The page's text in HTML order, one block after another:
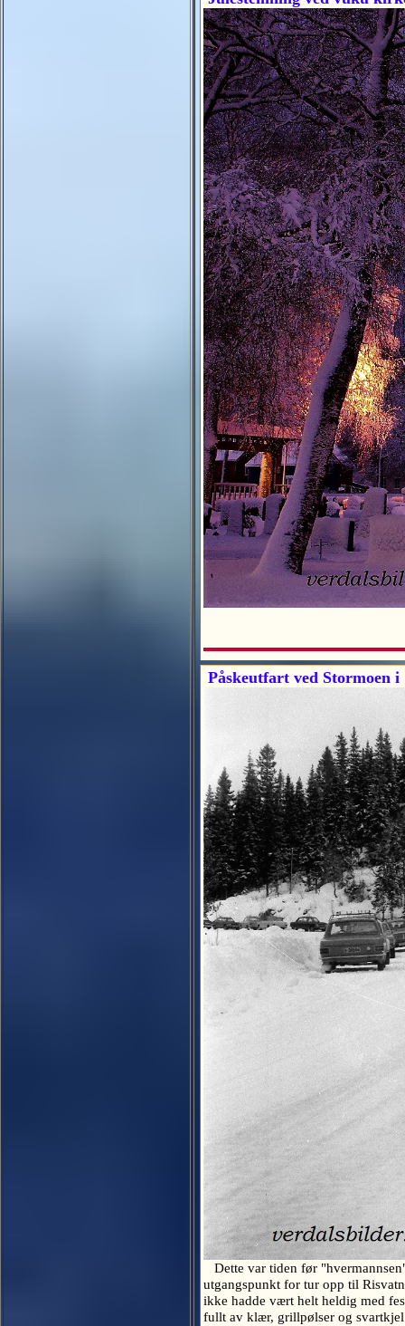
Påskeutfart ved Stormoen
Dette var tiden før
utgangspunkt for tur opp til
ikke hadde vært helt heldig med
fullt av klær, grillpølser og